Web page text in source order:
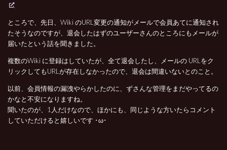
ところで、先日、Wiki のURL変更の通知がメールで会員あてに通知され
たそうなのですが、退会したはずのユーザーさんのところにもメールが
届いたという話を聞きました。
複数のWiki に登録はしていたが、全て退会したし、メールの URLをク
リックしてもURLが存在しなかったので、退会は間違いないとのこと。
以前、会員情報の漏洩やらかしたのに、ずさんな管理をまだやってるの
かなと不安になりますね。
聞いたのが、1人だけなので、ほかにも、同じような方いたらコメント
していただけると嬉しいです ･ω･